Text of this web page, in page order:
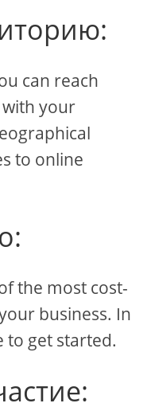
can reach
your
to online
the most cost-
business. In
to get started.